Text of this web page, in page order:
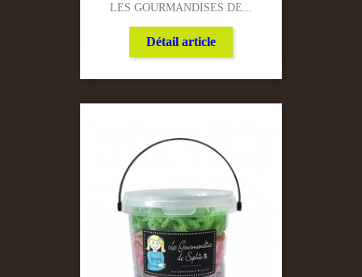
LES GOURMANDISES DE...
Détail article